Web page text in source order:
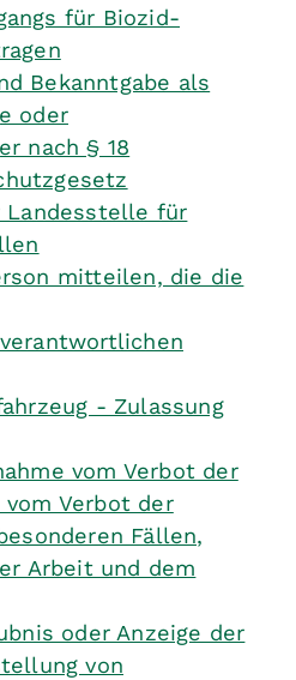
für Biozid-
Bekanntgabe als
oder
nach § 18
Landesstelle für
mitteilen, die die
- Zulassung
vom Verbot der
Verbot der
Fällen,
Arbeit und dem
oder Anzeige der
von